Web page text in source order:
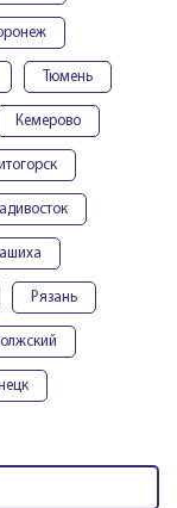
Тюмень
Кемерово
Рязань